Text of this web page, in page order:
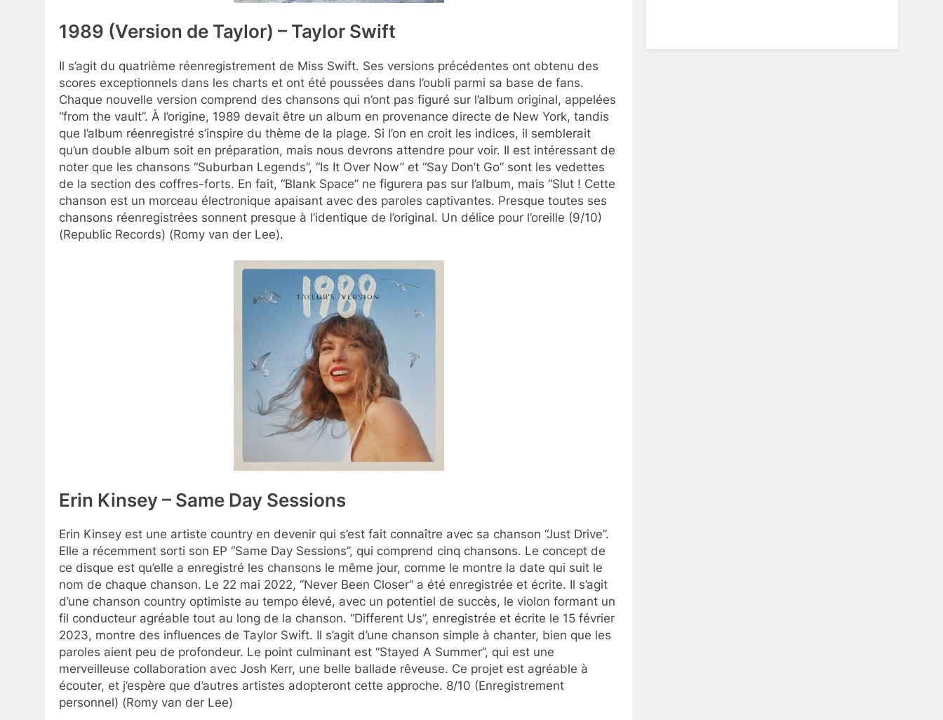
1989 (Version de Taylor) – Taylor Swift
Il s’agit du quatrième réenregistrement de Miss Swift. Ses versions précédentes ont obtenu des
scores exceptionnels dans les charts et ont été poussées dans l’oubli parmi sa base de fans.
Chaque nouvelle version comprend des chansons qui n’ont pas figuré sur l’album original, appelées
“from the vault”. À l’origine, 1989 devait être un album en provenance directe de New York, tandis
que l’album réenregistré s’inspire du thème de la plage. Si l’on en croit les indices, il semblerait
qu’un double album soit en préparation, mais nous devrons attendre pour voir. Il est intéressant de
noter que les chansons “Suburban Legends”, “Is It Over Now” et “Say Don’t Go” sont les vedettes
de la section des coffres-forts. En fait, “Blank Space” ne figurera pas sur l’album, mais “Slut ! Cette
chanson est un morceau électronique apaisant avec des paroles captivantes. Presque toutes ses
chansons réenregistrées sonnent presque à l’identique de l’original. Un délice pour l’oreille (9/10)
(Republic Records) (Romy van der Lee).
Erin Kinsey – Same Day Sessions
Erin Kinsey est une artiste country en devenir qui s’est fait connaître avec sa chanson “Just Drive”.
Elle a récemment sorti son EP “Same Day Sessions”, qui comprend cinq chansons. Le concept de
ce disque est qu’elle a enregistré les chansons le même jour, comme le montre la date qui suit le
nom de chaque chanson. Le 22 mai 2022, “Never Been Closer” a été enregistrée et écrite. Il s’agit
d’une chanson country optimiste au tempo élevé, avec un potentiel de succès, le violon formant un
fil conducteur agréable tout au long de la chanson. “Different Us”, enregistrée et écrite le 15 février
2023, montre des influences de Taylor Swift. Il s’agit d’une chanson simple à chanter, bien que les
paroles aient peu de profondeur. Le point culminant est “Stayed A Summer”, qui est une
merveilleuse collaboration avec Josh Kerr, une belle ballade rêveuse. Ce projet est agréable à
écouter, et j’espère que d’autres artistes adopteront cette approche. 8/10 (Enregistrement
personnel) (Romy van der Lee)